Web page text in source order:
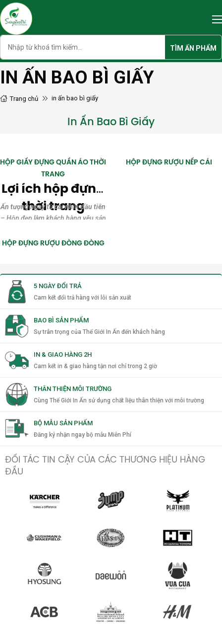
Skip
to
content
TÌM ẤN PHẨM
IN ẤN BAO BÌ GIẤY
Trang chủ in ấn bao bì giấy
In Ấn Bao Bì Giấy
HỘP GIẤY ĐỰNG QUẦN ÁO THỜI
TRANG
Lợi ích hộp đựng
thời trang
Ấn tượng ngay từ cái nhìn đầu tiên
– Hộp đẹp làm khách hàng yêu sản
Tăng giá trị cảm nhận sản phẩm–
Quảng bá thương hiệu hiệu quả–
Logo in nổi bật, dễ ghi nhớ.
Bảo vệ sản phẩm tối đa– Giữ quần
bẩn.
Hài lòng khách hàng, tăng doanh
thiện cảm, khách quay lại mua tiếp.
HỘP ĐỰNG RƯỢU NẾP CÁI
HỘP ĐỰNG RƯỢU ĐÒNG ĐÒNG
Cam kết đổi trả hàng với lỗi sản xuất
5 NGÀY ĐỔI TRẢ
Sự trân trọng của Thế Giới In Ấn đến khách hàng
BAO BÌ SẢN PHẨM
Cam kết in & giao hàng tận nơi chỉ trong 2 giờ
IN & GIAO HÀNG 2H
Cùng Thế Giới In Ấn sử dụng chất liệu thân thiện với môi trường
THÂN THIỆN MÔI TRƯỜNG
Đăng ký nhận ngay bộ mẫu Miễn Phí
BỘ MẪU SẢN PHẨM
ĐỐI TÁC TIN CẬY CỦA CÁC THƯƠNG HIỆU HÀNG
ĐẦU